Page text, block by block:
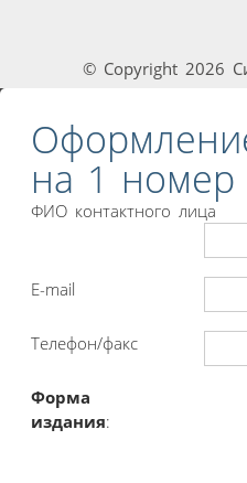
© Copyright 2026
на 1 номер
ФИО контактного лица
E-mail
Телефон/факс
Форма
издания: